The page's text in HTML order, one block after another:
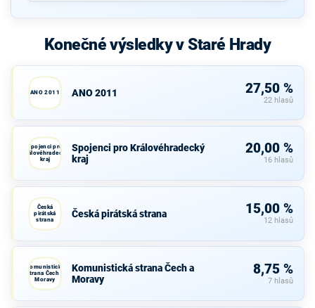
Konečné výsledky v Staré Hrady
ANO 2011 ANO 2011 27,50 %
22 hlasů
Spojenci pro
Královéhradecký
kraj
Spojenci pro Královéhradecký
kraj
20,00 %
16 hlasů
Česká
pirátská
strana
Česká pirátská strana 15,00 %
12 hlasů
Komunistická
strana Čech a
Moravy
Komunistická strana Čech a
Moravy
8,75 %
7 hlasů